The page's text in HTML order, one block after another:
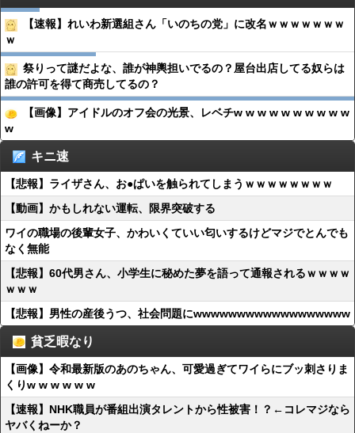
【速報】れいわ新選組さん「いのちの党」に改名ｗｗｗｗｗｗｗ
ｗ
祭りって謎だよな、誰が神輿担いでるの？屋台出店してる奴らは
誰の許可を得て商売してるの？
【画像】アイドルのオフ会の光景、レベチw w w w w w w w w w
w
キニ速
【悲報】ライザさん、お●ぱいを触られてしまうｗｗｗｗｗｗｗｗ
【動画】かもしれない運転、限界突破する
ワイの職場の後輩女子、かわいくていい匂いするけどマジでとんでも
なく無能
【悲報】60代男さん、小学生に秘めた夢を語って通報されるｗｗｗｗ
ｗｗｗ
【悲報】男性の産後うつ、社会問題にwwwwwwwwwwwwwwwwww
貧乏暇なり
【画像】令和最新版のあのちゃん、可愛過ぎてワイらにブッ刺さりま
くりw w w w w w
【速報】NHK職員が番組出演タレントから性被害！？←コレマジなら
ヤバくねーか？